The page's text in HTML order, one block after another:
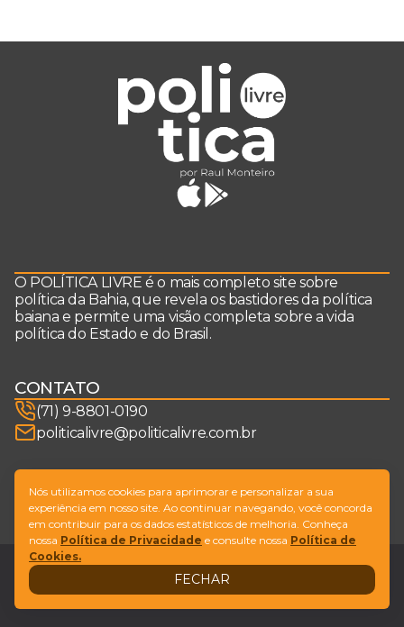
O POLÍTICA LIVRE é o mais completo site sobre
política da Bahia, que revela os bastidores da política
baiana e permite uma visão completa sobre a vida
política do Estado e do Brasil.
CONTATO
(71) 9-8801-0190
politicalivre@politicalivre.com.br
SIGA-NOS
© Copyright Política Livre. All Rights Reserved
Design by NVGO
LegalFale conosco
Nós utilizamos cookies para aprimorar e personalizar a sua
experiência em nosso site. Ao continuar navegando, você concorda
em contribuir para os dados estatísticos de melhoria. Conheça
nossa Política de Privacidade e consulte nossa Política de
Cookies.
FECHAR